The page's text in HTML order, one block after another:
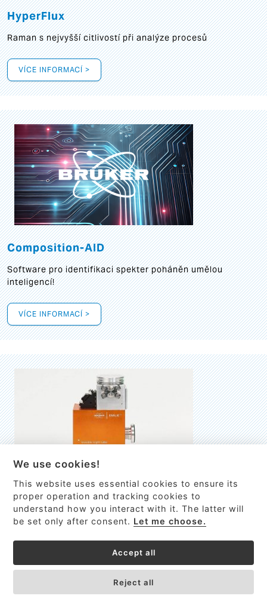
HyperFlux
Raman s nejvyšší citlivostí při analýze procesů
VÍCE INFORMACÍ >
Composition-AID
Software pro identifikaci spekter poháněn umělou
inteligencí!
VÍCE INFORMACÍ >
EMILIE
První nano-elektro-mechanický (NEMS) FTIR analyzátor
We use cookies!
This website uses essential cookies to ensure its
proper operation and tracking cookies to
understand how you interact with it. The latter will
be set only after consent. Let me choose.
Accept all
Reject all